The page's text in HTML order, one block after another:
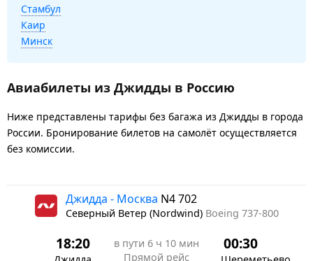
Стамбул
Каир
Минск
Авиабилеты из Джидды в Россию
Ниже представлены тарифы без багажа из Джидды в города
России. Бронирование билетов на самолёт осуществляется
без комиссии.
Джидда - Москва N4 702
Северный Ветер (Nordwind) Boeing 737-800
18:20 в пути 6 ч 10 мин
Прямой рейс
00:30